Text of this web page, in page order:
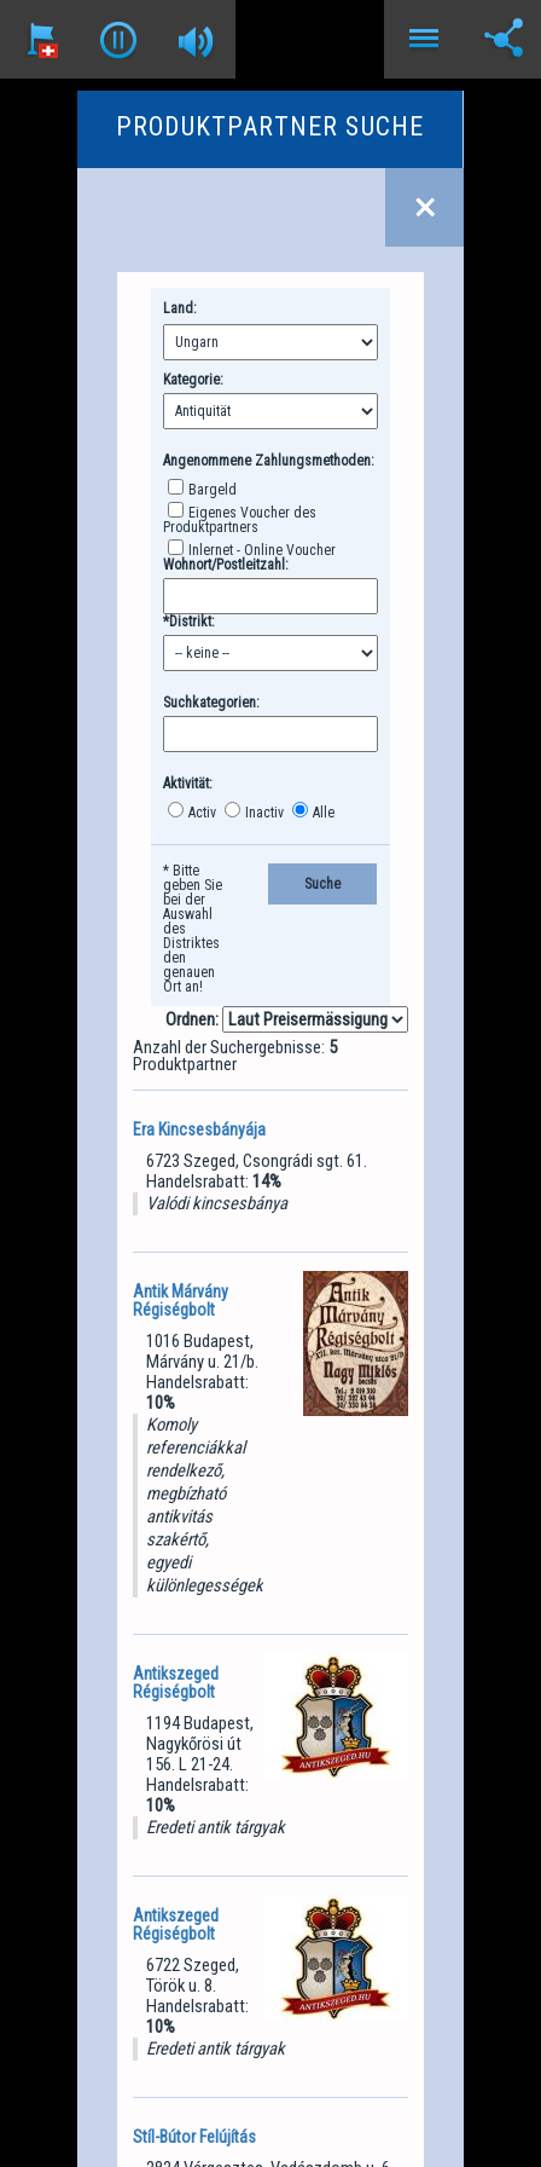
PRODUKTPARTNER SUCHE
Land:
Kategorie:
Angenommene Zahlungsmethoden:
Bargeld
Eigenes Voucher des
Produktpartners
Inlernet - Online Voucher
Wohnort/Postleitzahl:
*Distrikt:
Suchkategorien:
Aktivität:
Activ
Inactiv Alle
* Bitte
geben Sie
bei der
Auswahl
des
Distriktes
den
genauen
Ort an!
Ordnen:
Anzahl der Suchergebnisse: 5
Produktpartner
Era Kincsesbányája
6723 Szeged, Csongrádi sgt. 61.
Handelsrabatt: 14%
Valódi kincsesbánya
Antik Márvány
Régiségbolt
1016 Budapest,
Márvány u. 21/b.
Handelsrabatt:
10%
Komoly
referenciákkal
rendelkező,
megbízható
antikvitás
szakértő,
egyedi
különlegességekkel
Antikszeged
Régiségbolt
1194 Budapest,
Nagykőrösi út
156. L 21-24.
Handelsrabatt:
10%
Eredeti antik tárgyak
Antikszeged
Régiségbolt
6722 Szeged,
Török u. 8.
Handelsrabatt:
10%
Eredeti antik tárgyak
Stíl-Bútor Felújítás